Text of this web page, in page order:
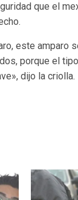
que el
este amparo
porque el
dijo la criolla.